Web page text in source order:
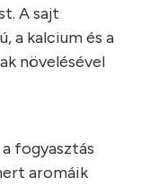
A sajt
a kalcium és a
növelésével
fogyasztás
aromáik